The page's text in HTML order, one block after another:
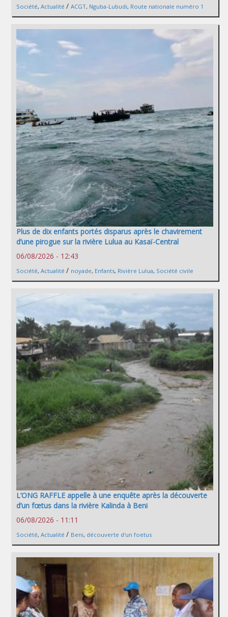
Société, Actualité / ACGT, Nguba-Lubudi, Route nationale numéro 1
Plus de dix enfants portés disparus après le chavirement
d’une pirogue sur la rivière Lulua au Kasaï-Central
06/08/2026 - 12:43
Société, Actualité / noyade, Enfants, Rivière Lulua, Société civile
L’ONG RAFFLE appelle à une enquête après la découverte
d’un fœtus dans la rivière Kalinda à Beni
06/08/2026 - 11:11
Société, Actualité / Beni, découverte d'un foetus